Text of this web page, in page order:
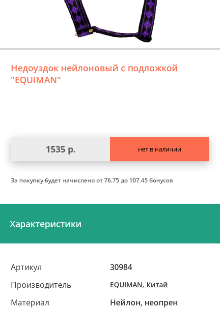
Недоуздок нейлоновый с подложкой
"EQUIMAN"
1535 р. нет в наличии
За покупку будет начисленоот 76.75 до 107.45 бонусов
Характеристики
Артикул
30984
Производитель
EQUIMAN, Китай
Материал Нейлон, неопрен